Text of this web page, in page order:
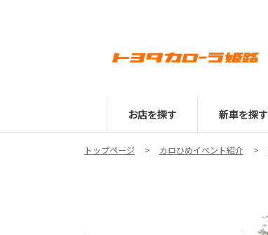
お店を探す 新車を探す
トップページ カロひめイベント紹介